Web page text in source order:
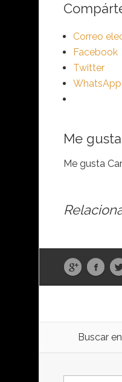
Correo
Facebook
Twitter
WhatsApp
Me
Me gusta
Buscar
Buscar: